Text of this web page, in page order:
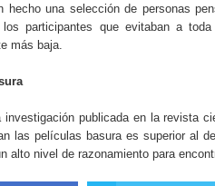
hecho una selección de personas
participantes que evitaban a
más baja.
investigación publicada en la revista
las películas basura es superior al
alto nivel de razonamiento para